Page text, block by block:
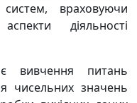
враховуючи
діяльності
вивчення питань
чисельних значень